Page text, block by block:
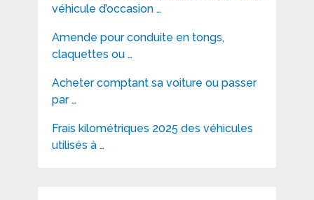
véhicule d’occasion …
Amende pour conduite en tongs,
claquettes ou …
Acheter comptant sa voiture ou passer
par …
Frais kilométriques 2025 des véhicules
utilisés à …